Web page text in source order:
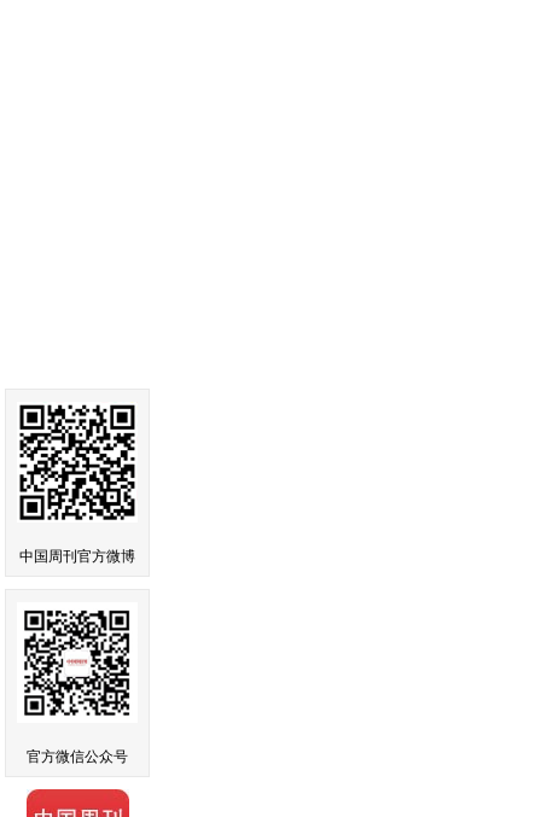
中国周刊官方微博
官方微信公众号